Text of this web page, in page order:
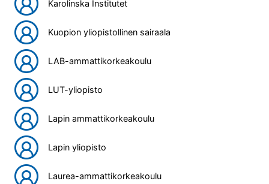
Karolinska Institutet
Kuopion yliopistollinen sairaala
LAB-ammattikorkeakoulu
LUT-yliopisto
Lapin ammattikorkeakoulu
Lapin yliopisto
Laurea-ammattikorkeakoulu